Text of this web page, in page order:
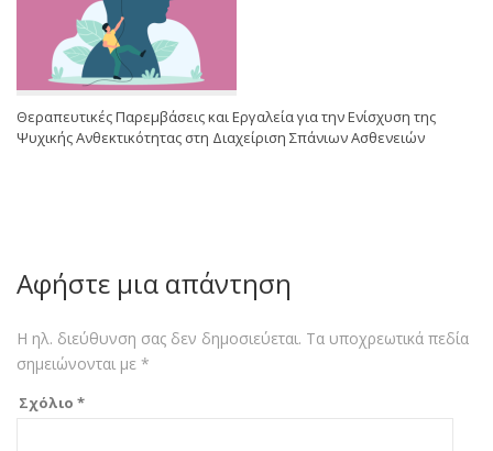
Θεραπευτικές Παρεμβάσεις και Εργαλεία για την Ενίσχυση της
Ψυχικής Ανθεκτικότητας στη Διαχείριση Σπάνιων Ασθενειών
Αφήστε μια απάντηση
Η ηλ. διεύθυνση σας δεν δημοσιεύεται. Τα υποχρεωτικά πεδία
σημειώνονται με *
Σχόλιο *